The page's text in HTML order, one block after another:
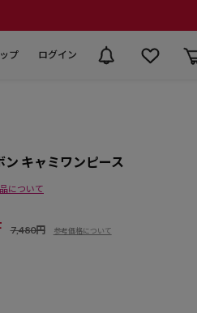
プ ログイン
ン キャミワンピース
について
7,480円 参考価格について